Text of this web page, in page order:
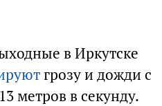
в Иркутске
грозу и дожди с
метров в секунду.